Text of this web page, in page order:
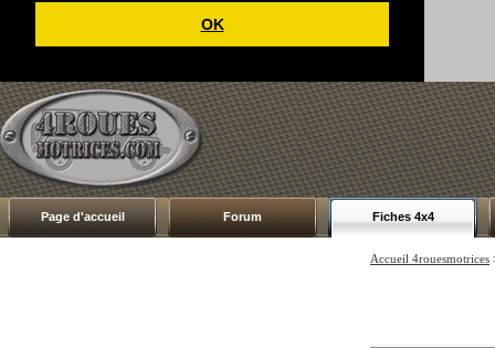
OK
Page d'accueil Forum Fiches 4x4
Accueil 4rouesmotrices